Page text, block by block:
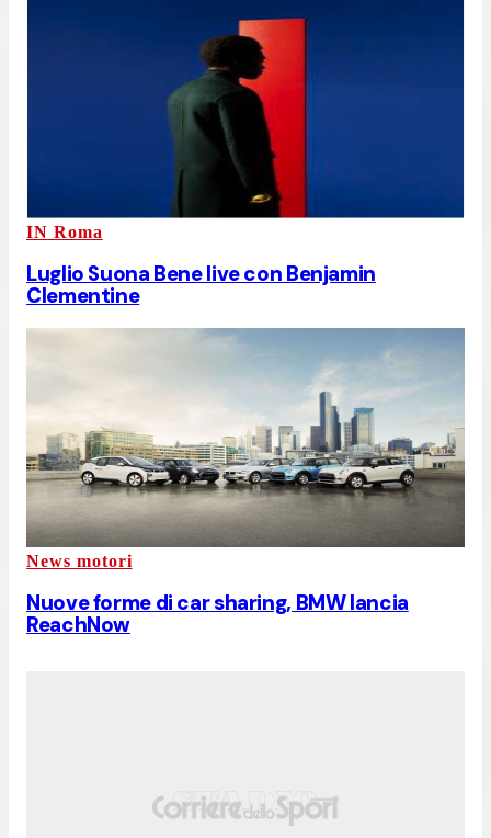
IN Roma
Luglio Suona Bene live con Benjamin
Clementine
News motori
Nuove forme di car sharing, BMW lancia
ReachNow